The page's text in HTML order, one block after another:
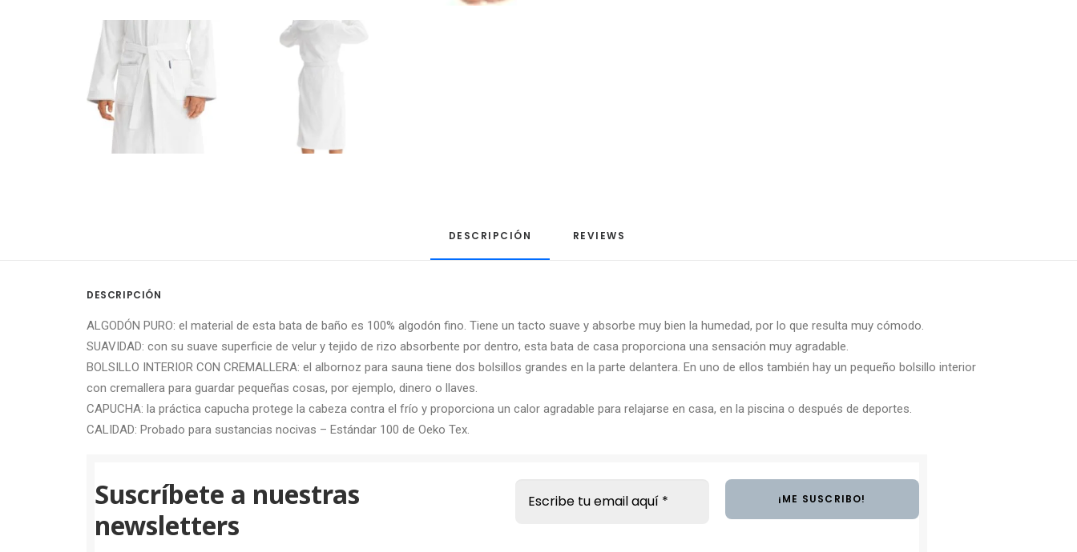
DESCRIPCIÓN REVIEWS
DESCRIPCIÓN
ALGODÓN PURO: el material de esta bata de baño es 100% algodón fino. Tiene un tacto suave y absorbe muy bien la humedad, por lo que resulta muy cómodo.
SUAVIDAD: con su suave superficie de velur y tejido de rizo absorbente por dentro, esta bata de casa proporciona una sensación muy agradable.
BOLSILLO INTERIOR CON CREMALLERA: el albornoz para sauna tiene dos bolsillos grandes en la parte delantera. En uno de ellos también hay un pequeño bolsillo interior
con cremallera para guardar pequeñas cosas, por ejemplo, dinero o llaves.
CAPUCHA: la práctica capucha protege la cabeza contra el frío y proporciona un calor agradable para relajarse en casa, en la piscina o después de deportes.
CALIDAD: Probado para sustancias nocivas – Estándar 100 de Oeko Tex.
Suscríbete a nuestras
newsletters